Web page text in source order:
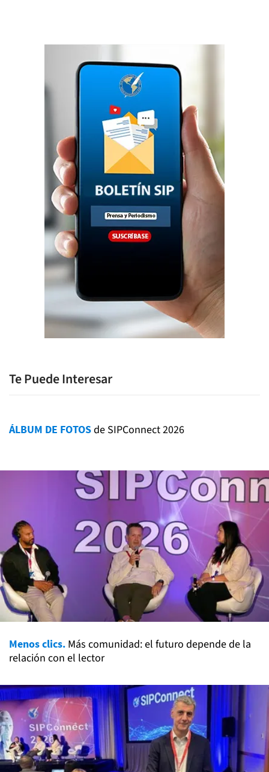
Te Puede Interesar
ÁLBUM DE FOTOSde SIPConnect 2026
Menos clics. Más comunidad: el futuro depende de la
relación con el lector